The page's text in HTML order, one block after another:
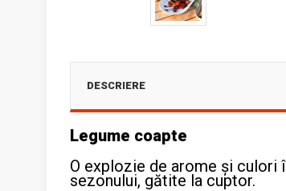
DESCRIERE
Legume coapte
O explozie de arome și culori
sezonului, gătite la cuptor.